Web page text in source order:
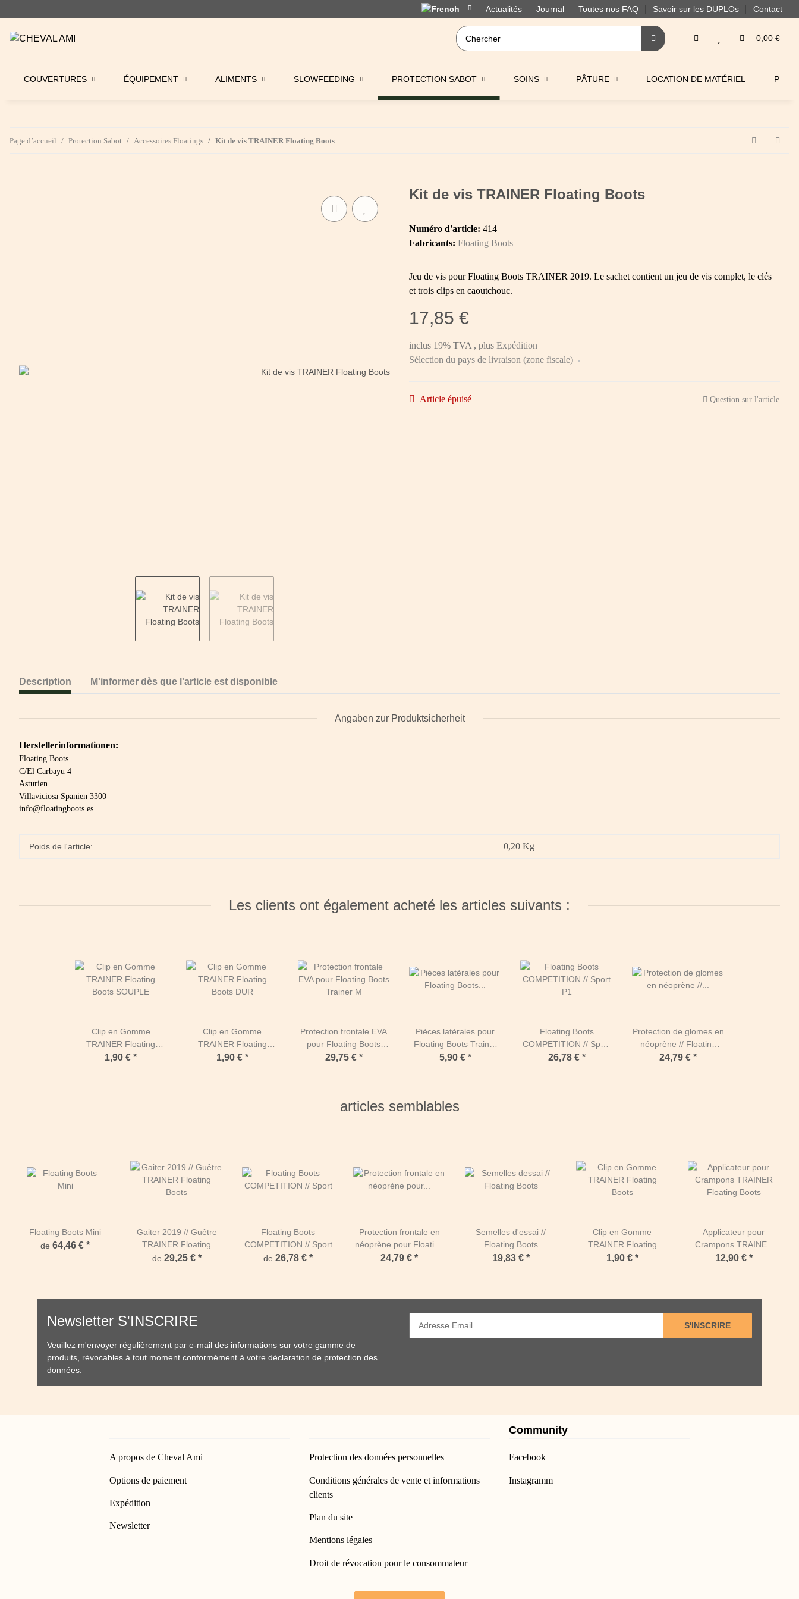
Actualités Journal Toutes nos FAQ Savoir sur les DUPLOs Contact
0,00 €
COUVERTURES ÉQUIPEMENT ALIMENTS SLOWFEEDING PROTECTION SABOT SOINS PÂTURE LOCATION DE MATÉRIEL
Page d’accueil Protection Sabot Accessoires Floatings Kit de vis TRAINER Floating Boots
Kit de vis TRAINER Floating Boots
Numéro d'article: 414
Fabricants: Floating Boots
Jeu de vis pour Floating Boots TRAINER 2019. Le sachet contient un jeu de vis complet, le clés
et trois clips en caoutchouc.
17,85 €
inclus 19% TVA , plus Expédition
Sélection du pays de livraison (zone fiscale)
Article épuisé Question sur l'article
Description M'informer dès que l'article est disponible
Angaben zur Produktsicherheit
Herstellerinformationen:
Floating Boots
C/El Carbayu 4
Asturien
Villaviciosa Spanien 3300
info@floatingboots.es
Poids de l'article: 0,20 Kg
Les clients ont également acheté les articles suivants :
Clip en Gomme
TRAINER Floating
Boots SOUPLE
1,90 €*
Clip en Gomme
TRAINER Floating
Boots DUR
1,90 € *
Protection frontale EVA
pour Floating Boots
Trainer M
29,75 € *
Pièces latèrales pour
Floating Boots Trainer
Flouro
5,90 € *
Floating Boots
COMPETITION // Sport
P1
26,78 € *
Protection de glomes en
néoprène // Floating
Boots M
24,79 €*
articles semblables
Floating Boots Mini
de64,46 €*
Gaiter 2019 // Guêtre
TRAINER Floating
Boots
de 29,25 € *
Floating Boots
COMPETITION // Sport
de26,78 €*
Protection frontale en
néoprène pour Floating
Boots Trainer PAIRE
24,79 €*
Semelles d'essai //
Floating Boots
19,83 € *
Clip en Gomme
TRAINER Floating
Boots
1,90 € *
Applicateur pour
Crampons TRAINER
Floating Boots
12,90 € *
Newsletter S'INSCRIRE
Veuillez m'envoyer régulièrement par e-mail des informations sur votre gamme de
produits, révocables à tout moment conformément à votre déclaration de protection des
données
S'INSCRIRE
A propos de Cheval Ami
Options de paiement
Expédition
Newsletter
Protection des données personnelles
Conditions générales de vente et informations
clients
Plan du site
Mentions légales
Droit de révocation pour le consommateur
Community
Facebook
Instagramm